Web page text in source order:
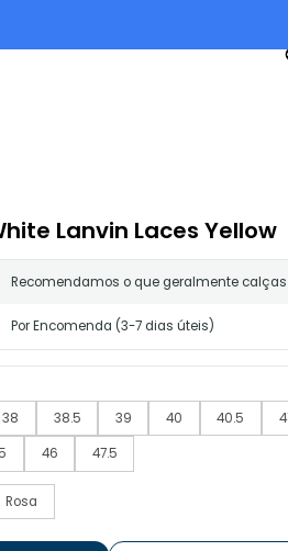
Lanvin Laces Yellow
Recomendamos o que geralmente calças
Por Encomenda (3-7 dias úteis)
38 38.5 39 40 40.5
46
47.5
Rosa